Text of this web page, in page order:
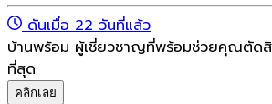
ดันเมื่อ 22 วันที่แล้ว
บ้านพร้อม ผู้เชี่ยวชาญที่พร้อมช่วยคุณตัดสิ
ที่สุด
คลิกเลย